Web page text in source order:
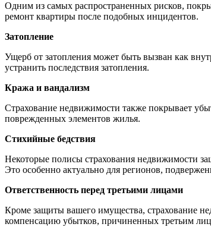
Одним из самых распространенных рисков,
ремонт квартиры после подобных инцидентов.
Затопление
Ущерб от затопления может быть вызван как
устранить последствия затопления.
Кража и вандализм
Страхование недвижимости также покрывает
поврежденных элементов жилья.
Стихийные бедствия
Некоторые полисы страхования недвижимости
Это особенно актуально для регионов,
Ответственность перед третьими лицами
Кроме защиты вашего имущества, страхование
компенсацию убытков, причиненных третьим